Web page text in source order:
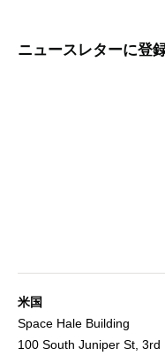
ニュースレターに登
米国
Space Hale Building
100 South Juniper St, 3rd